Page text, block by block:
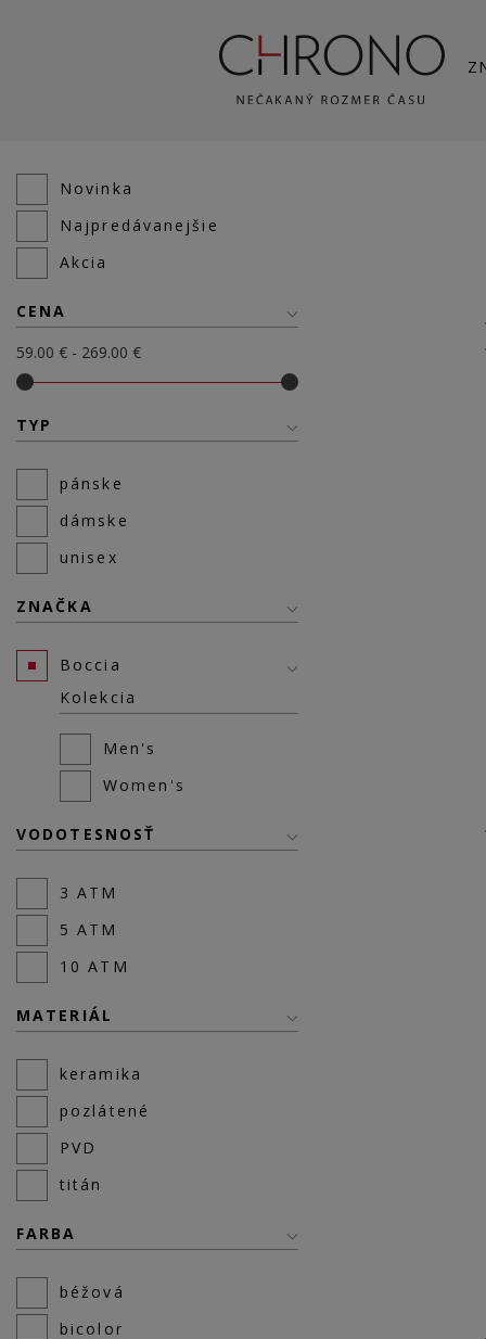
Novinka
Najpredávanejšie
Akcia
CENA
59.00 € - 269.00 €
TYP
pánske
dámske
unisex
ZNAČKA
Boccia
Kolekcia
Men's
Women's
VODOTESNOSŤ
3 ATM
5 ATM
10 ATM
MATERIÁL
keramika
pozlátené
PVD
titán
FARBA
béžová
bicolor